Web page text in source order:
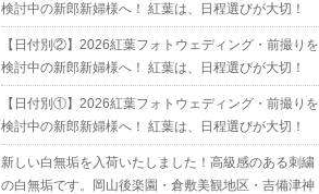
検討中の新郎新婦様へ！ 紅葉は、日程選びが大切！
【日付別②】2026紅葉フォトウェディング・前撮りを
検討中の新郎新婦様へ！ 紅葉は、日程選びが大切！
【日付別①】2026紅葉フォトウェディング・前撮りを
検討中の新郎新婦様へ！ 紅葉は、日程選びが大切！
新しい白無垢を入荷いたしました！高級感のある刺繍
の白無垢です。岡山後楽園・倉敷美観地区・吉備津神